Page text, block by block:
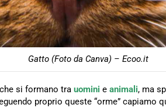
Gatto (Foto da Canva) – Ecoo.it
che si formano tra uomini e animali, ma
proprio queste “orme” capiamo